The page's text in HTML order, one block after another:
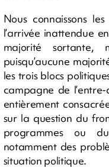
Nous connaissons
l’arrivée inattendue
majorité sortante,
puisqu’aucune
les trois blocs
campagne de
entièrement
sur la question du
programmes ou
notamment des
situation politique.